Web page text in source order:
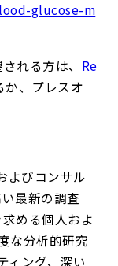
glucose-m
れる方は、 Re
か、プレスオ
よびコンサル
最新の調査
める個人およ
な分析的研究
ィング、深い